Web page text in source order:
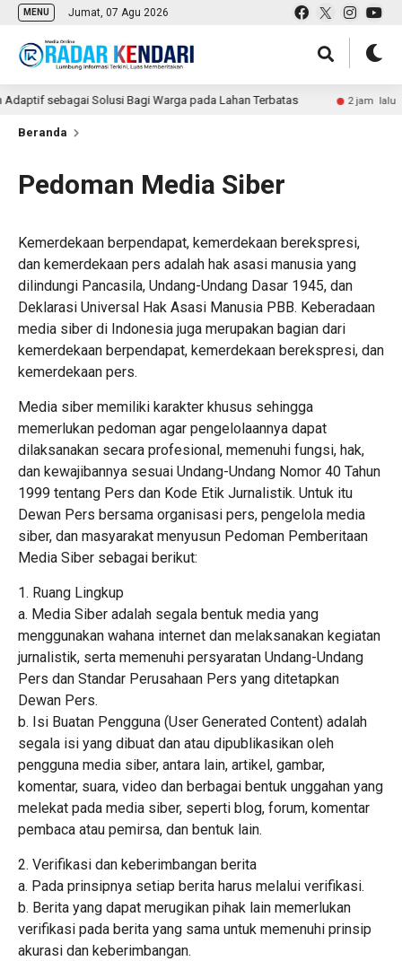
MENU Jumat, 07 Agu 2026
Solusi Bagi Warga pada Lahan Terbatas 2 jam lalu
Beranda
Pedoman Media Siber
Kemerdekaan berpendapat, kemerdekaan berekspresi,
dan kemerdekaan pers adalah hak asasi manusia yang
dilindungi Pancasila, Undang-Undang Dasar 1945, dan
Deklarasi Universal Hak Asasi Manusia PBB. Keberadaan
media siber di Indonesia juga merupakan bagian dari
kemerdekaan berpendapat, kemerdekaan berekspresi, dan
kemerdekaan pers.
Media siber memiliki karakter khusus sehingga
memerlukan pedoman agar pengelolaannya dapat
dilaksanakan secara profesional, memenuhi fungsi, hak,
dan kewajibannya sesuai Undang-Undang Nomor 40 Tahun
1999 tentang Pers dan Kode Etik Jurnalistik. Untuk itu
Dewan Pers bersama organisasi pers, pengelola media
siber, dan masyarakat menyusun Pedoman Pemberitaan
Media Siber sebagai berikut:
1. Ruang Lingkup
a. Media Siber adalah segala bentuk media yang
menggunakan wahana internet dan melaksanakan kegiatan
jurnalistik, serta memenuhi persyaratan Undang-Undang
Pers dan Standar Perusahaan Pers yang ditetapkan
Dewan Pers.
b. Isi Buatan Pengguna (User Generated Content) adalah
segala isi yang dibuat dan atau dipublikasikan oleh
pengguna media siber, antara lain, artikel, gambar,
komentar, suara, video dan berbagai bentuk unggahan yang
melekat pada media siber, seperti blog, forum, komentar
pembaca atau pemirsa, dan bentuk lain.
2. Verifikasi dan keberimbangan berita
a. Pada prinsipnya setiap berita harus melalui verifikasi.
b. Berita yang dapat merugikan pihak lain memerlukan
verifikasi pada berita yang sama untuk memenuhi prinsip
akurasi dan keberimbangan.